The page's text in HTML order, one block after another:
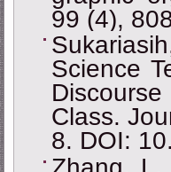
99 (4),
Science
Class.
8. DOI: